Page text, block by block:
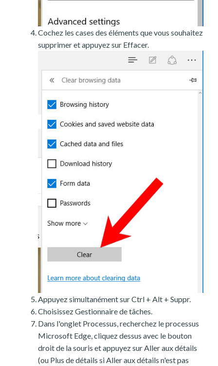
Cochez les cases des éléments que vous souhaitez
supprimer et appuyez sur Effacer.
Appuyez simultanément sur Ctrl + Alt + Suppr.
Choisissez Gestionnaire de tâches.
Dans l'onglet Processus, recherchez le processus
Microsoft Edge, cliquez dessus avec le bouton
droit de la souris et appuyez sur Aller aux détails
(ou Plus de détails si Aller aux détails n'est pas